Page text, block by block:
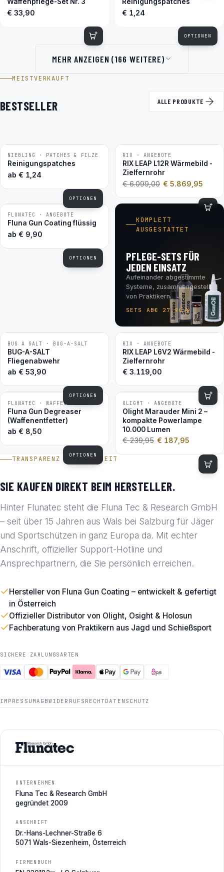
€ 33,90 € 1,24
OPTIONEN
MEHR ANZEIGEN (166 WEITERE)
MEISTVERKAUFT
BESTSELLER ALLE PRODUKTE
BESTSELLER
NIEBLING · PATCHES & FILZE
Reinigungspatches
ab € 1,24
OPTIONEN
−4 %
RIX · ANGEBOTE
RIX LEAP L12R Wärmebild -
Zielfernrohr
€6.099,00 € 5.869,95
BESTSELLER
FLUNATEC · ANGEBOTE
Fluna Gun Coating flüssig
ab € 9,90
OPTIONEN
KOMPLETT
AUSGESTATTET
PFLEGE-SETS FÜR
JEDEN EINSATZ
Aufeinander abgestimmte
Systeme, zusammengestellt
von Praktikern.
SETS AB€ 27,90
BESTSELLER
BUG A SALT · BUG-A-SALT
BUG-A-SALT
Fliegenabwehr
ab € 53,90
OPTIONEN
RIX · ANGEBOTE
RIX LEAP L6V2 Wärmebild -
Zielfernrohr
€ 3.119,00
BESTSELLER
FLUNATEC · WAFFENPFLEGE
Fluna Gun Degreaser
(Waffenentfetter)
ab € 8,50
OPTIONEN
−22 %
OLIGHT · ANGEBOTE
Olight Marauder Mini 2 –
kompakte Powerlampe
10.000 Lumen
€239,95 € 187,95
TRANSPARENZ & SICHERHEIT
SIE KAUFEN DIREKT BEIM HERSTELLER.
Hinter Flunatec steht die Fluna Tec & Research GmbH
– seit über 15 Jahren aus Wals bei Salzburg für Jäger
und Sportschützen in ganz Europa da. Mit echter
Anschrift, offizieller Support-Hotline und
Ansprechpartnern, die Sie persönlich erreichen.
Hersteller von Fluna Gun Coating – entwickelt & gefertigt
in Österreich
Offizieller Distributor von Olight, Osight & Holosun
Fachberatung von Praktikern aus Jagd und Schießsport
SICHERE ZAHLUNGSARTEN
IMPRESSUM AGBWIDERRUFSRECHT DATENSCHUTZ
UNTERNEHMEN
Fluna Tec & Research GmbH
gegründet 2009
ANSCHRIFT
Dr.-Hans-Lechner-Straße 6
5071 Wals-Siezenheim, Österreich
FIRMENBUCH